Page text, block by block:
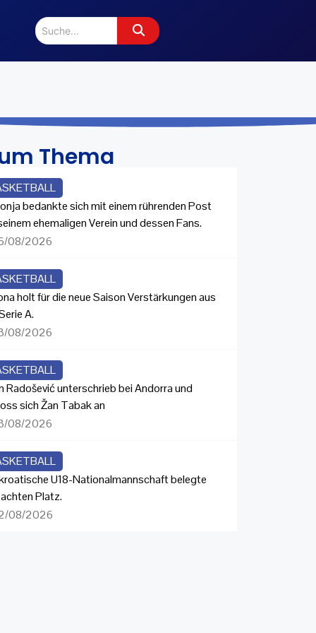
Thema
bedankte sich mit einem rührenden Post
ehemaligen Verein und dessen Fans.
08/2026
holt für die neue Saison Verstärkungen aus
A.
08/2026
Radošević unterschrieb bei Andorra und
sich Žan Tabak an
08/2026
U18-Nationalmannschaft belegte
Platz.
08/2026